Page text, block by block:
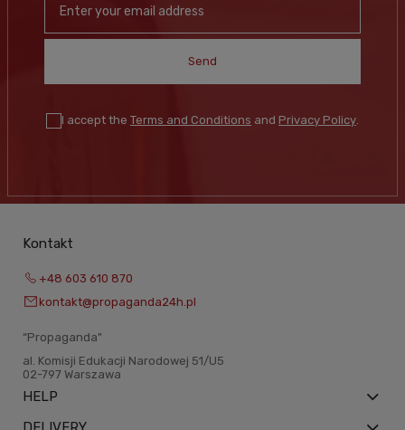
Send
I accept the Terms and Conditions and Privacy Policy.
Kontakt
+48 603 610 870
kontakt@propaganda24h.pl
“Propaganda"
al. Komisji Edukacji Narodowej 51/U5
02-797 Warszawa
HELP